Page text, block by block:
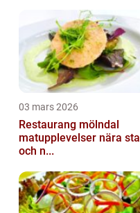
03 mars 2026
Restaurang mölndal
matupplevelser nära
och n...